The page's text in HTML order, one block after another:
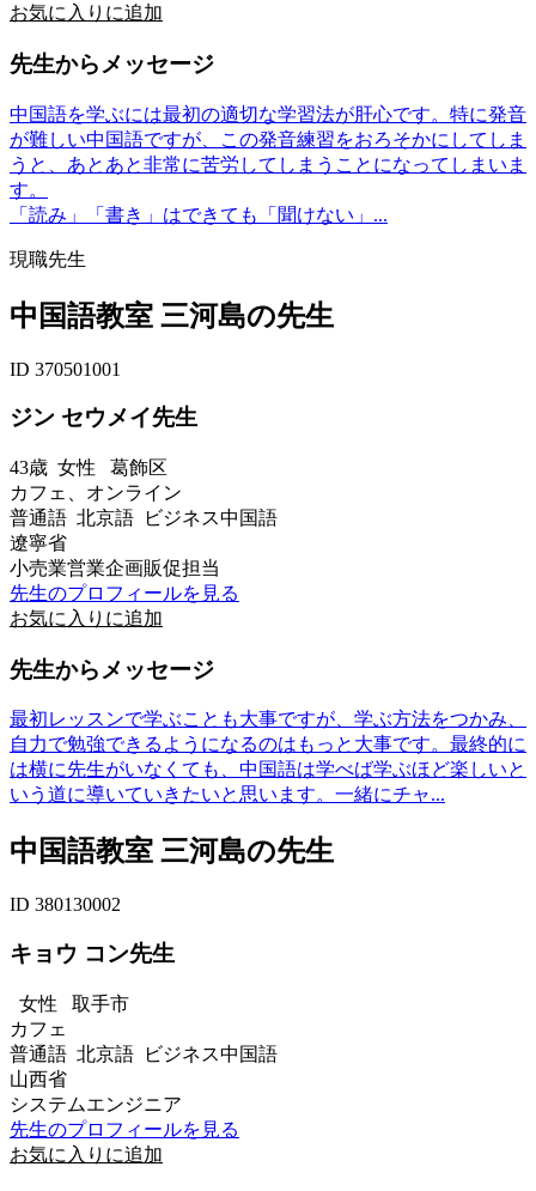
お気に入りに追加
先生からメッセージ
中国語を学ぶには最初の適切な学習法が肝心です。特に発音
が難しい中国語ですが、この発音練習をおろそかにしてしま
うと、あとあと非常に苦労してしまうことになってしまいま
す。
「読み」「書き」はできても「聞けない」...
現職先生
中国語教室 三河島の先生
ID 370501001
ジン セウメイ先生
43歳 女性 葛飾区
カフェ、オンライン
普通語 北京語 ビジネス中国語
遼寧省
小売業営業企画販促担当
先生のプロフィールを見る
お気に入りに追加
先生からメッセージ
最初レッスンで学ぶことも大事ですが、学ぶ方法をつかみ、
自力で勉強できるようになるのはもっと大事です。最終的に
は横に先生がいなくても、中国語は学べば学ぶほど楽しいと
いう道に導いていきたいと思います。一緒にチャ...
中国語教室 三河島の先生
ID 380130002
キョウ コン先生
女性 取手市
カフェ
普通語 北京語 ビジネス中国語
山西省
システムエンジニア
先生のプロフィールを見る
お気に入りに追加